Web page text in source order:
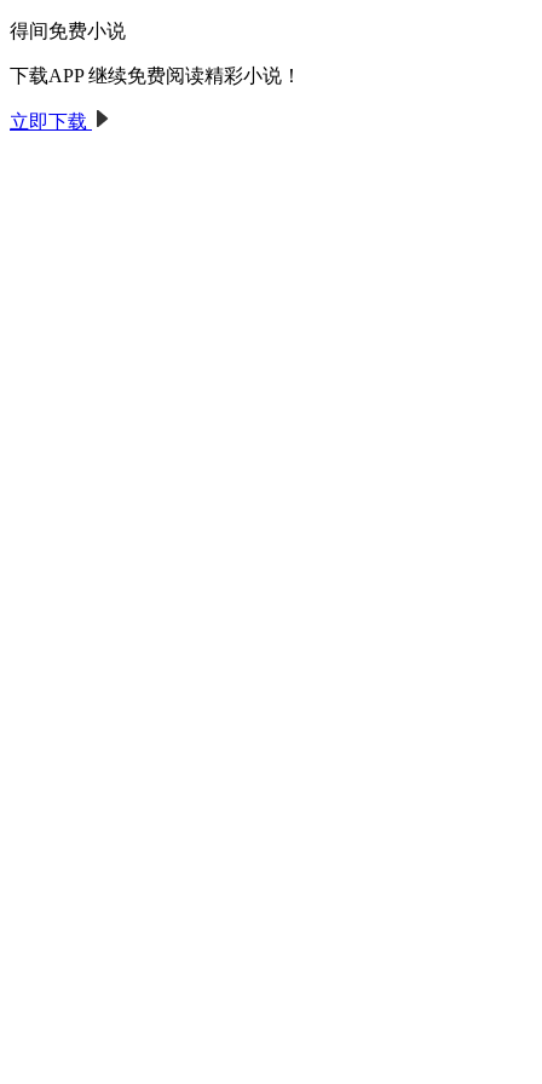
得间免费小说
下载APP 继续免费阅读精彩小说！
立即下载